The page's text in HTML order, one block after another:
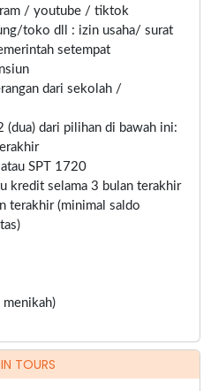
/ youtube / tiktok
toko dll : izin usaha/ surat
setempat
dari sekolah /
(dua) dari pilihan di bawah ini:
SPT 1720
kredit selama 3 bulan terakhir
terakhir (minimal saldo
menikah)
TOURS